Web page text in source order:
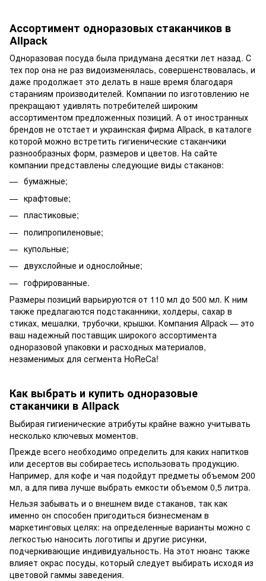
Ассортимент одноразовых стаканчиков в
Allpack
Одноразовая посуда была придумана десятки лет назад. С
тех пор она не раз видоизменялась, совершенствовалась, и
даже продолжает это делать в наше время благодаря
стараниям производителей. Компании по изготовлению не
прекращают удивлять потребителей широким
ассортиментом предложенных позиций. А от иностранных
брендов не отстает и украинская фирма Allpack, в каталоге
которой можно встретить гигиенические стаканчики
разнообразных форм, размеров и цветов. На сайте
компании представлены следующие виды стаканов:
бумажные;
крафтовые;
пластиковые;
полипропиленовые;
купольные;
двухслойные и однослойные;
гофрированные.
Размеры позиций варьируются от 110 мл до 500 мл. К ним
также предлагаются подстаканники, холдеры, сахар в
стиках, мешалки, трубочки, крышки. Компания Allpack — это
ваш надежный поставщик широкого ассортимента
одноразовой упаковки и расходных материалов,
незаменимых для сегмента HoReCa!
Как выбрать и купить одноразовые
стаканчики в Allpack
Выбирая гигиенические атрибуты крайне важно учитывать
несколько ключевых моментов.
Прежде всего необходимо определить для каких напитков
или десертов вы собираетесь использовать продукцию.
Например, для кофе и чая подойдут предметы объемом 200
мл, а для пива лучше выбрать емкости объемом 0,5 литра.
Нельзя забывать и о внешнем виде стаканов, так как
именно он способен пригодиться бизнесменам в
маркетинговых целях: на определенные варианты можно с
легкостью наносить логотипы и другие рисунки,
подчеркивающие индивидуальность. На этот нюанс также
влияет окрас посуды, который следует выбирать исходя из
цветовой гаммы заведения.